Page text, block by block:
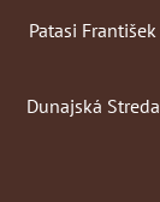
Patasi František
Dunajská Streda